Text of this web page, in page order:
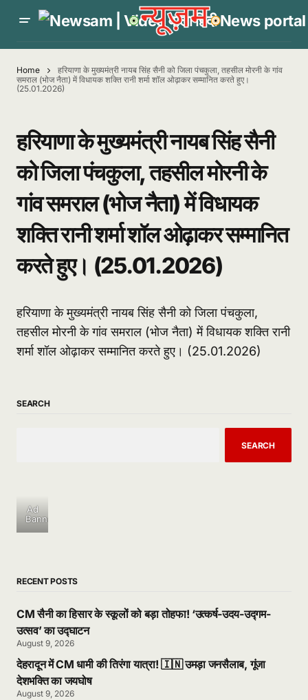
Home
हरियाणा के मुख्यमंत्री नायब सिंह सैनी को जिला पंचकुला, तहसील मोरनी के गांव
समराल (भोज नैता) में विधायक शक्ति रानी शर्मा शॉल ओढ़ाकर सम्मानित करते हुए।
(25.01.2026)
हरियाणा के मुख्यमंत्री नायब सिंह सैनी
को जिला पंचकुला, तहसील मोरनी के
गांव समराल (भोज नैता) में विधायक
शक्ति रानी शर्मा शॉल ओढ़ाकर सम्मानित
करते हुए। (25.01.2026)
हरियाणा के मुख्यमंत्री नायब सिंह सैनी को जिला पंचकुला,
तहसील मोरनी के गांव समराल (भोज नैता) में विधायक शक्ति रानी
शर्मा शॉल ओढ़ाकर सम्मानित करते हुए। (25.01.2026)
SEARCH
SEARCH
Ad
Banner
RECENT POSTS
CM सैनी का हिसार के स्कूलों को बड़ा तोहफा! ‘उत्कर्ष-उदय-उद्गम-
उत्सव’ का उद्घाटन
August 9, 2026
देहरादून में CM धामी की तिरंगा यात्रा! 🇮🇳 उमड़ा जनसैलाब, गूंजा
देशभक्ति का जयघोष
August 9, 2026